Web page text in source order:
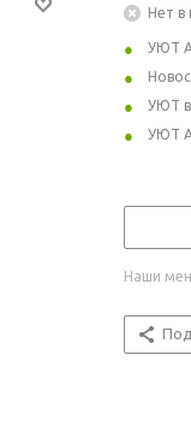
Нет в
УЮТ
УЮТ в
УЮТ
Наши